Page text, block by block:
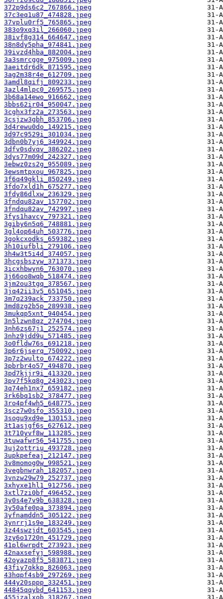
372p9ds6c2_767866.jpeg
37c3eq1u87_474828.jpeg
37vplu0rf5_765865.jpeg
383o9xq3il_266060.jpeg
38ivf8g314_664647.jpeg
38n8dy5pha_974841.jpeg
39ivzd4hba_882004.jpeg
3a3smrcgge_975009.jpeg
3aeitdr6dk_871595.jpeg
3ag2m38r4e_612709.jpeg
3amdl8qifj_809233.jpeg
3azl4mlpc0_269575.jpeg
3b68a14ewo_916662.jpeg
3bbs62ir04_950047.jpeg
3cghx3fz2a_273563.jpeg
3csjzw3gbh_853706.jpeg
3d4rewu0do_149215.jpeg
3d97c9529i_301034.jpeg
3dbn0b7yj6_349924.jpeg
3dfv0sdvqv_386202.jpeg
3dys77m09d_242327.jpeg
3ebwz0zs2g_955089.jpeg
3ewsmtpxou_967825.jpeg
3f6q49gkli_850249.jpeg
3fdo7xld1h_675277.jpeg
3fdy86dlxw_236329.jpeg
3fndqu82av_157702.jpeg
3fndqu82av_742997.jpeg
3fys1havcy_797321.jpeg
3giby6n5q6_748881.jpeg
3gl4op64uh_503776.jpeg
3gokcxodks_659382.jpeg
3h10iufbli_279106.jpeg
3h4w3t5i4d_374057.jpeg
3hcgsbszyw_371373.jpeg
3icxhbwyn6_763070.jpeg
3j66oo8wqb_518474.jpeg
3jm2ou3tgq_378567.jpeg
3jq42ii3v5_651045.jpeg
3m7q239ack_733750.jpeg
3md8zg2b5p_289938.jpeg
3mukqp5xnt_940454.jpeg
3n5lzwn8qz_274704.jpeg
3nh6zs67j1_252574.jpeg
3nhz9jdd9u_571485.jpeg
3o0fldw76s_691218.jpeg
3p6r6jserq_750092.jpeg
3p7z2wulto_674222.jpeg
3pbrbr4o57_494870.jpeg
3pd7kjjr9i_413320.jpeg
3pv7f5kq8g_243023.jpeg
3q74eh1nx7_659182.jpeg
3rk6bq1sb2_378477.jpeg
3ro4pf4wh5_648775.jpeg
3scz7w0sfo_355310.jpeg
3sogu9xd9e_130153.jpeg
3t1asjgf6s_627612.jpeg
3t710yvf8w_113285.jpeg
3tuwafwr56_541755.jpeg
3uj2ottriu_493728.jpeg
3upkpefeaj_212147.jpeg
3v8momog0w_998521.jpeg
3vegbnwrah_182057.jpeg
3vnzw29w79_252737.jpeg
3xhyxe1hl1_912756.jpeg
3xtl7zi0bf_496452.jpeg
3y0s4e7v9b_638328.jpeg
3y50afe0pa_373894.jpeg
3yfnamddn5_305122.jpeg
3ynrrj1s9e_183249.jpeg
3z44swzjdt_603545.jpeg
3zy6o1720n_451729.jpeg
41pl6wrpdt_273923.jpeg
42naxsefyj_598988.jpeg
42oyazp8f5_583871.jpeg
43fiy7qkkp_826063.jpeg
43hqpf4sb9_297269.jpeg
444y20sppp_332451.jpeg
44845qqybd_641153.jpeg
455jzalxob_318267.jpeg